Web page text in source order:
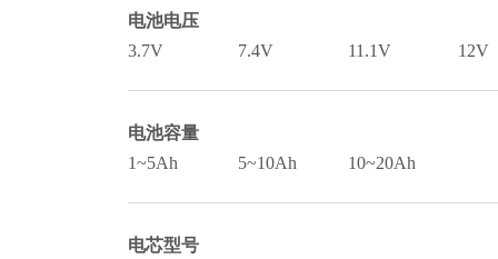
电池电压
3.7V
7.4V 11.1V 12V
电池容量
1~5Ah
5~10Ah 10~20Ah
电芯型号